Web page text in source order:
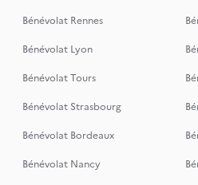
Bénévolat Rennes
Bénévolat Lyon
Bénévolat Tours
Bénévolat Strasbourg
Bénévolat Bordeaux
Bénévolat Nancy